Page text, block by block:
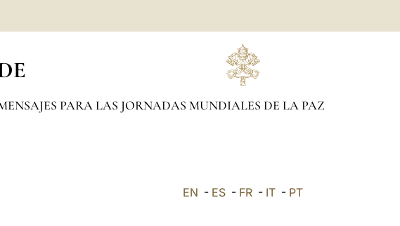
PARA LAS JORNADAS MUNDIALES DE LA PAZ
EN - ES- FR- IT- PT